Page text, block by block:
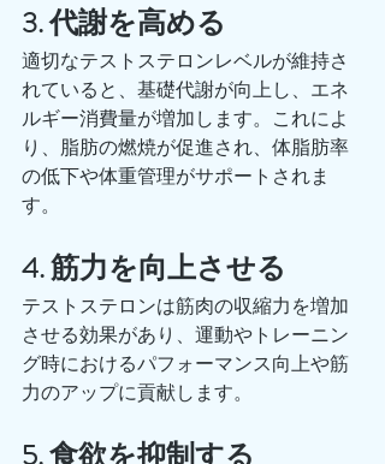
3. 代謝を高める
適切なテストステロンレベルが維持さ
れていると、基礎代謝が向上し、エネ
ルギー消費量が増加します。これによ
り、脂肪の燃焼が促進され、体脂肪率
の低下や体重管理がサポートされま
す。
4. 筋力を向上させる
テストステロンは筋肉の収縮力を増加
させる効果があり、運動やトレーニン
グ時におけるパフォーマンス向上や筋
力のアップに貢献します。
5. 食欲を抑制する